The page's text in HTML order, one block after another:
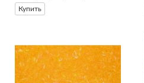
Купить